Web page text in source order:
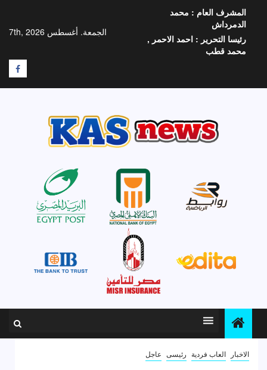
المحتوى
الجمعة. أغسطس 7th, 2026
المشرف العام : محمد
الدمرداش
رئيسا التحرير : احمد الاحمر ,
محمد قطب
F
الاخبار العاب فردية رئيسى عاجل